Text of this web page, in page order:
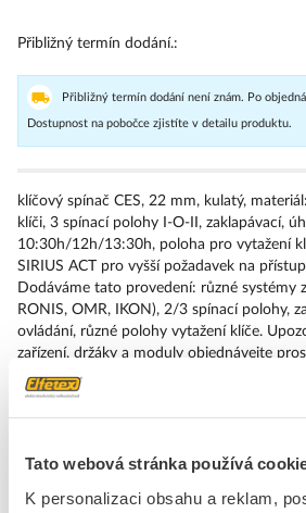
Tato webová stránka používá
K personalizaci obsahu a reklam,
Přibližný termín dodání.
Přibližný termín dodání není znám. Po
Dostupnost na pobočce zjistíte v detailu produktu.
klíčový spínač CES, 22 mm, kulatý,
klíči, 3 spínací polohy I-O-II, zaklapávací,
10:30h/12h/13:30h, poloha pro vytažení
SIRIUS ACT pro vyšší požadavek na
Dodáváme tato provedení: různé systémy
RONIS, OMR, IKON), 2/3 spínací polohy,
ovládání, různé polohy vytažení klíče.
zařízení, držáky a moduly objednávejte
Přední kryty pro přepínače
Druh ochrany ( NEMA) 4X